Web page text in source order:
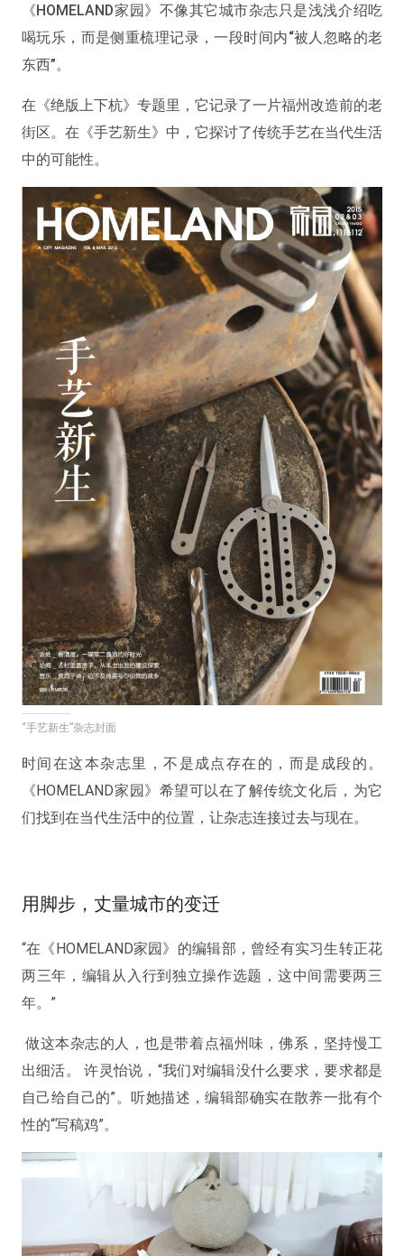
《HOMELAND家园》不像其它城市杂志只是浅浅介绍吃
喝玩乐，而是侧重梳理记录，一段时间内“被人忽略的老
东西”。
在《绝版上下杭》专题里，它记录了一片福州改造前的老
街区。在《手艺新生》中，它探讨了传统手艺在当代生活
中的可能性。
“手艺新生”杂志封面
时间在这本杂志里，不是成点存在的，而是成段的。
《HOMELAND家园》希望可以在了解传统文化后，为它
们找到在当代生活中的位置，让杂志连接过去与现在。
用脚步，丈量城市的变迁
“在《HOMELAND家园》的编辑部，曾经有实习生转正花
两三年，编辑从入行到独立操作选题，这中间需要两三
年。”
做这本杂志的人，也是带着点福州味，佛系，坚持慢工
出细活。 许灵怡说，“我们对编辑没什么要求，要求都是
自己给自己的”。听她描述，编辑部确实在散养一批有个
性的“写稿鸡”。